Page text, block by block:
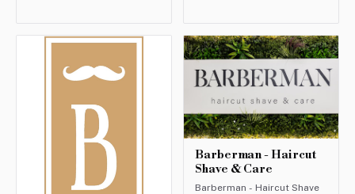
Barberman - Haircut
Shave & Care
Barberman - Haircut Shave